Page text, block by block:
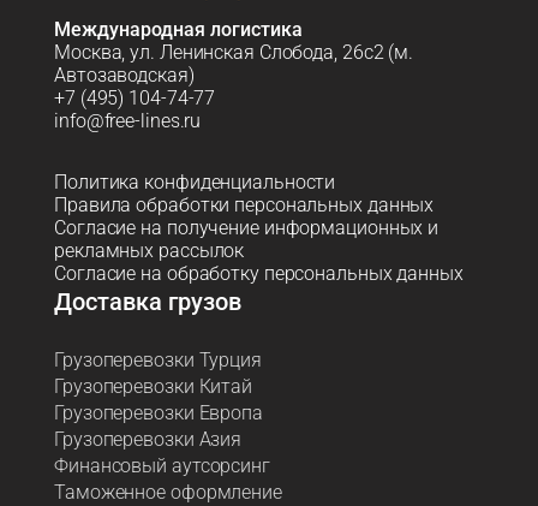
Международная логистика
Москва, ул. Ленинская Слобода, 26с2 (м.
Автозаводская)
+7 (495) 104-74-77
info@free-lines.ru
Политика конфиденциальности
Правила обработки персональных данных
Согласие на получение информационных и
рекламных рассылок
Согласие на обработку персональных данных
Доставка грузов
Грузоперевозки Турция
Грузоперевозки Китай
Грузоперевозки Европа
Грузоперевозки Азия
Финансовый аутсорсинг
Таможенное оформление